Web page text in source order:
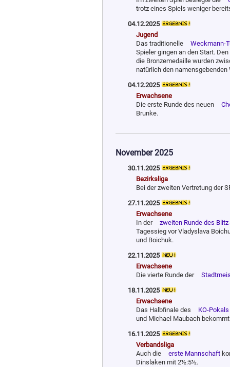
trotz eines Spiels weniger
04.12.2025
Jugend
Das traditionelle
Weckmann-
Spieler gingen an den Start.
die Bronze­medaille wurden
natürlich den
04.12.2025
Erwachsene
Die erste Runde des neuen
Brunke.
November 2025
30.11.2025
Bezirksliga
Bei der zweiten Vertretung der
27.11.2025
Erwachsene
In der
zweiten Runde des
Tagessieg vor Vladyslava
und Boichuk.
22.11.2025
Erwachsene
Die vierte Runde der
18.11.2025
Erwachsene
Das Halbfinale des
KO-Pokals
und Michael Maubach
16.11.2025
Verbandsliga
Auch die
erste Mannschaft
Dinslaken mit 2½:5½.